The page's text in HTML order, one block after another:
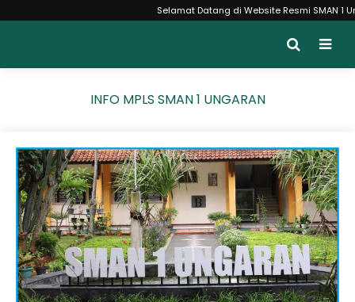
Selamat Datang di Website Resmi SMAN 1
INFO MPLS SMAN 1 UNGARAN